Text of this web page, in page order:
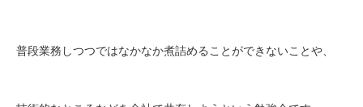
普段業務しつつではなかなか煮詰めることができないことや、